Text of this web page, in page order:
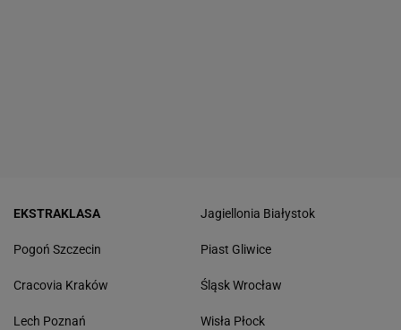
EKSTRAKLASA
Pogoń Szczecin
Cracovia Kraków
Lech Poznań
Jagiellonia Białystok
Piast Gliwice
Śląsk Wrocław
Wisła Płock